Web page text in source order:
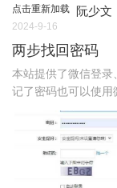
点击重新加载 阮少文
2024-9-16
两步找回密码
本站提供了微信登
记了密码也可以使用